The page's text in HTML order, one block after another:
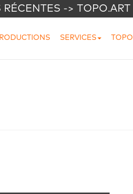
-> TOPO.ART
SERVICES TOPO